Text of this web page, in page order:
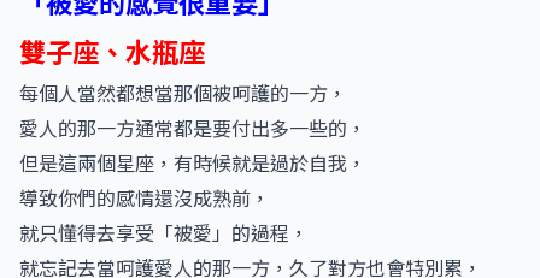
雙子座、水瓶座
每個人當然都想當那個被呵護的一方，
愛人的那一方通常都是要付出多一些的，
但是這兩個星座，有時候就是過於自我，
導致你們的感情還沒成熟前，
就只懂得去享受「被愛」的過程，
就忘記去當呵護愛人的那一方，久了對方也會特別累，